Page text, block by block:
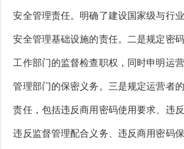
安全管理责任。明确了建设国家级与行
安全管理基础设施的责任。二是规定密
工作部门的监督检查职权，同时申明运
管理部门的保密义务。三是规定运营者
责任，包括违反商用密码使用要求、违反
违反监督管理配合义务、违反商用密码